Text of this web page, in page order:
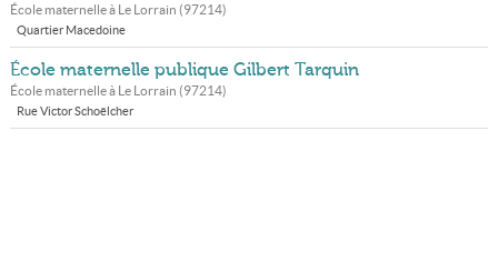
École maternelle à Le Lorrain (97214)
Quartier Macedoine
École maternelle publique Gilbert Tarquin
École maternelle à Le Lorrain (97214)
Rue Victor Schoëlcher